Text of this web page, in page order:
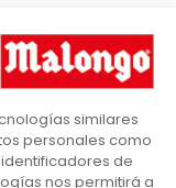
Airscape
Mástil